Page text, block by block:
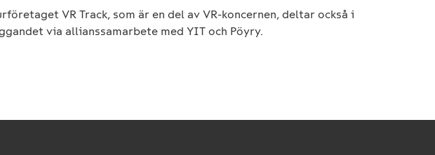
VR Track, som är en del av VR-koncernen, deltar också i
via allianssamarbete med YIT och Pöyry.